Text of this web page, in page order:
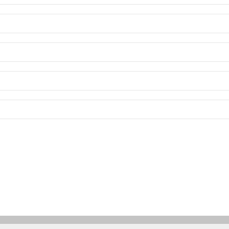
sono inizialmente lievi e possono comprendere:
in una settimana)
il parto, il rischio che possano verificarsi complicazioni
lo scambio materno-fetale e rallentare la crescita del
di sviluppare la preeclampsia, vi sono:
malattia autoimmune)
(storia familiare per la malattia)
o manifestarsi in donne con pressione alta insorta
della malattia, sono:
)
diagnosticare una preeclampsia nel caso si rilevino
fegato (livelli di transaminasi raddoppiati rispetto alla
bambino è invece un ritardo della crescita dovuto
tipo di esame, già disponibile in Italia, che consente di
Per questo motivo, la donna colpita è
caso di sospetto della malattia la donna, in genere, è
Di solito, se è presente solo la
ogni3 giorni.
preeclampsia non è dimostrato che iniziare una cura
efficacemente la preeclampsia. Tuttavia, all’inizio della
prima possibile, le donne che potrebbero esserne
di gravidanza, quando vi è ancora possibilità di
per identificare la preeclampsia è la verifica dei
sanitario.
Maternal Deaths in the United Kingdom.BJOG:
as partners in preeclampsia progress: patient
Gynaecology
(NICE). NICE guidelines: